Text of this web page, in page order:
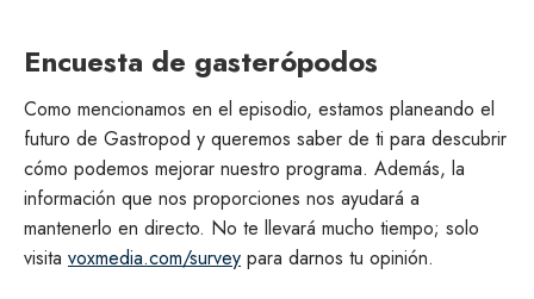
Encuesta de gasterópodos
Como mencionamos en el episodio, estamos planeando el
futuro de Gastropod y queremos saber de ti para descubrir
cómo podemos mejorar nuestro programa. Además, la
información que nos proporciones nos ayudará a
mantenerlo en directo. No te llevará mucho tiempo; solo
visita voxmedia.com/survey para darnos tu opinión.